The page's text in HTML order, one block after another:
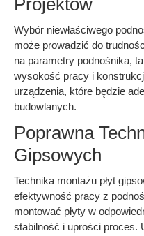
Projektów
Wybór niewłaściwego
może prowadzić do
na parametry podnośnika,
wysokość pracy i
urządzenia, które będzie
budowlanych.
Poprawna
Gipsowych
Technika montażu płyt
efektywność pracy z
montować płyty w
stabilność i uprości proces.